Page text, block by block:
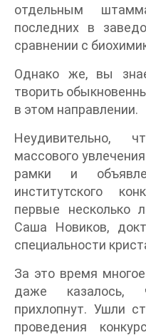
отдельным
последних в
сравнении с
Однако же, вы
творить
в этом направлении.
Неудивительно,
массового
рамки и
институтского
первые несколько
Саша Новиков,
специальности
За это время
даже казалось,
прихлопнут. Ушли
проведения